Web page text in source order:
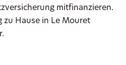
mitfinanzieren.
zu Hause in Le Mouret